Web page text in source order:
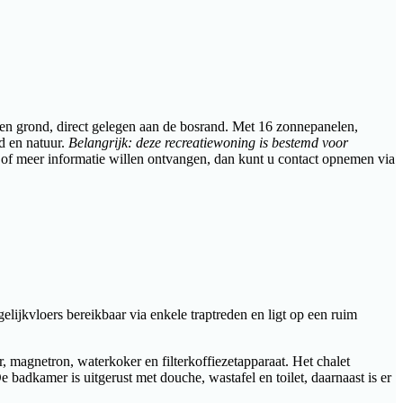
grond, direct gelegen aan de bosrand. Met 16 zonnepanelen,
en natuur. Belangrijk: deze recreatiewoning is bestemd voor
meer informatie willen ontvangen, dan kunt u contact opnemen via
bereikbaar via enkele traptreden en ligt op een ruim
magnetron, waterkoker en filterkoffiezetapparaat. Het chalet
is uitgerust met douche, wastafel en toilet, daarnaast is er